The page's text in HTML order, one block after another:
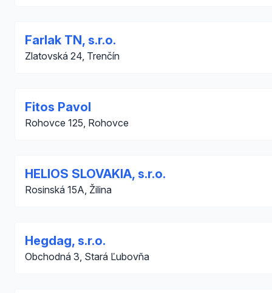
Farlak TN, s.r.o.
Zlatovská 24, Trenčín
Fitos Pavol
Rohovce 125, Rohovce
HELIOS SLOVAKIA, s.r.o.
Rosinská 15A, Žilina
Hegdag, s.r.o.
Obchodná 3, Stará Ľubovňa